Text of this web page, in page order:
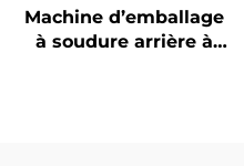
Machine d’emballage
à soudure arrière à